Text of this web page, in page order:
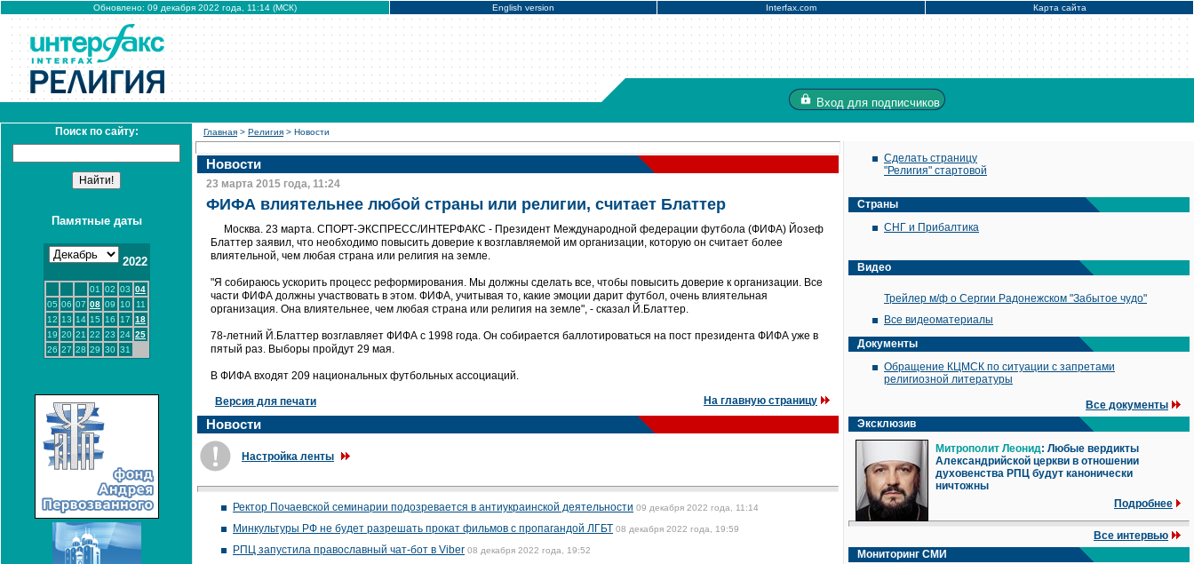
Обновлено: 09 декабря 2022 года, 11:14 (МСК) English version Interfax.com Карта сайта
Вход для подписчиков
Поиск по сайту:
Памятные даты
2022
01 02 03 04
05 06 07 08 09 10
11
12 13 14 15 16 17 18
19 20 21 22 23 24 25
26 27 28 29 30 31
Главная > Религия > Новости
Новости
23 марта 2015 года, 11:24
ФИФА влиятельнее любой страны или религии, считает Блаттер
Москва. 23 марта. СПОРТ-ЭКСПРЕСС/ИНТЕРФАКС - Президент Международной федерации футбола (ФИФА) Йозеф
Блаттер заявил, что необходимо повысить доверие к возглавляемой им организации, которую он считает более
влиятельной, чем любая страна или религия на земле.
"Я собираюсь ускорить процесс реформирования. Мы должны сделать все, чтобы повысить доверие к организации. Все
части ФИФА должны участвовать в этом. ФИФА, учитывая то, какие эмоции дарит футбол, очень влиятельная
организация. Она влиятельнее, чем любая страна или религия на земле", - сказал Й.Блаттер.
78-летний Й.Блаттер возглавляет ФИФА с 1998 года. Он собирается баллотироваться на пост президента ФИФА уже в
пятый раз. Выборы пройдут 29 мая.
В ФИФА входят 209 национальных футбольных ассоциаций.
Версия для печати На главную страницу
Новости
Настройка ленты
Ректор Почаевской семинарии подозревается в антиукраинской деятельности 09 декабря 2022 года, 11:14
Минкультуры РФ не будет разрешать прокат фильмов с пропагандой ЛГБТ 08 декабря 2022 года, 19:59
РПЦ запустила православный чат-бот в Viber 08 декабря 2022 года, 19:52
Сделать страницу
"Религия" стартовой
Страны
СНГ и Прибалтика
Видео
Трейлер м/ф о Сергии Радонежском "Забытое чудо"
Все видеоматериалы
Документы
Обращение КЦМСК по ситуации с запретами
религиозной литературы
Все документы
Эксклюзив
Митрополит Леонид: Любые вердикты
Александрийской церкви в отношении
духовенства РПЦ будут канонически
ничтожны
Подробнее
Все интервью
Мониторинг СМИ